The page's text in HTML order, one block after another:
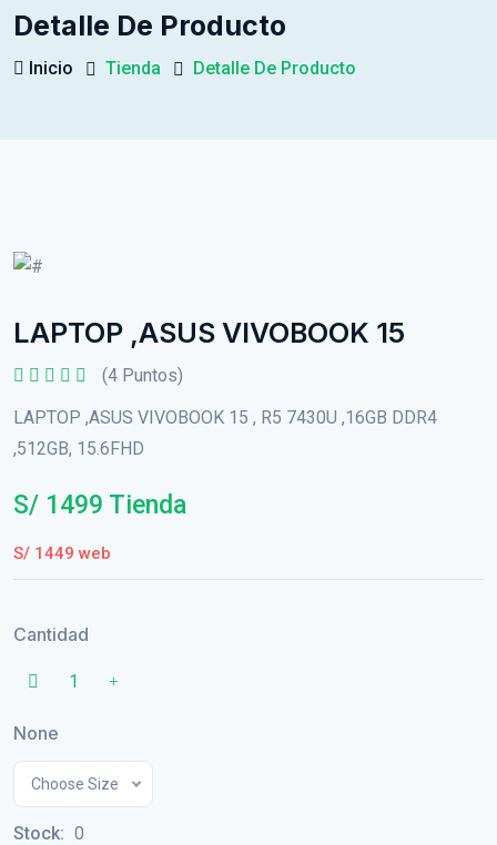
Detalle De Producto
Inicio Tienda Detalle De Producto
LAPTOP ,ASUS VIVOBOOK 15
(4 Puntos)
LAPTOP ,ASUS VIVOBOOK 15 , R5 7430U ,16GB DDR4
,512GB, 15.6FHD
S/ 1499 Tienda
S/ 1449 web
Cantidad
None
Choose Size
Stock: 0